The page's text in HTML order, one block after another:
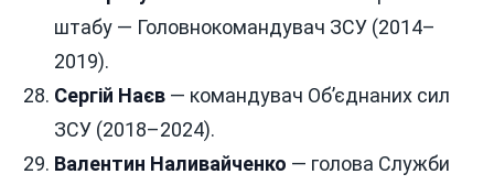
штабу — Головнокомандувач ЗСУ (2014–
2019).
Сергій Наєв— командувач Об’єднаних сил
ЗСУ (2018–2024).
Валентин Наливайченко — голова Служби